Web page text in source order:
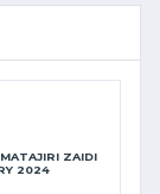
ZAIDI
2024